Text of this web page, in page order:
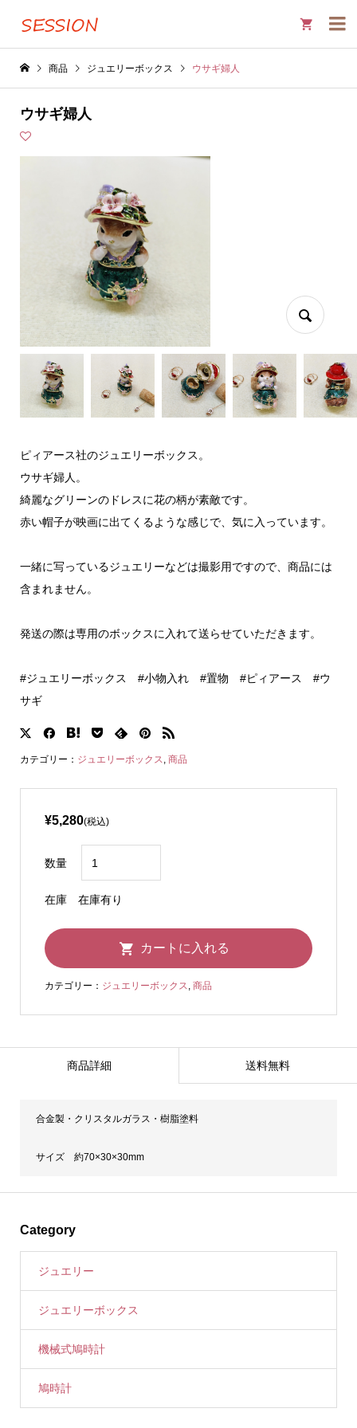

商品 ジュエリーボックス ウサギ婦人
ウサギ婦人
ピィアース社のジュエリーボックス。
ウサギ婦人。
綺麗なグリーンのドレスに花の柄が素敵です。
赤い帽子が映画に出てくるような感じで、気に入っています。
一緒に写っているジュエリーなどは撮影用ですので、商品には
含まれません。
発送の際は専用のボックスに入れて送らせていただきます。
#ジュエリーボックス #小物入れ #置物 #ピィアース #ウ
サギ
カテゴリー： ジュエリーボックス, 商品
¥5,280(税込)
数量
在庫 在庫有り
カテゴリー： ジュエリーボックス, 商品
商品詳細 送料無料
合金製・クリスタルガラス・樹脂塗料
サイズ 約70×30×30mm
Category
ジュエリー
ジュエリーボックス
機械式鳩時計
鳩時計